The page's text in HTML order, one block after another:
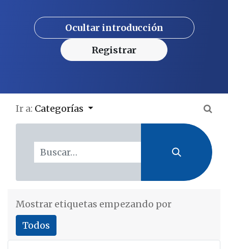
Ocultar introducción
Registrar
Ir a: Categorías
Mostrar etiquetas empezando por
Todos